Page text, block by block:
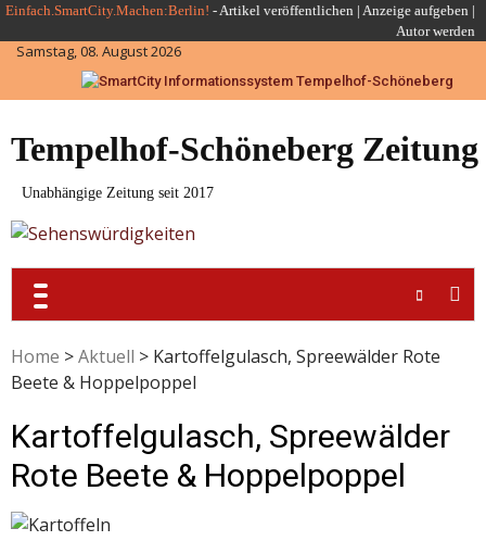
Skip
to
content
Einfach.SmartCity.Machen:Berlin! -Artikel veröffentlichen | Anzeige aufgeben |
Autor werden
Samstag, 08. August 2026
Tempelhof-Schöneberg Zeitung
Unabhängige Zeitung seit 2017
Home >Aktuell > Kartoffelgulasch, Spreewälder Rote
Beete & Hoppelpoppel
Kartoffelgulasch, Spreewälder
Rote Beete & Hoppelpoppel